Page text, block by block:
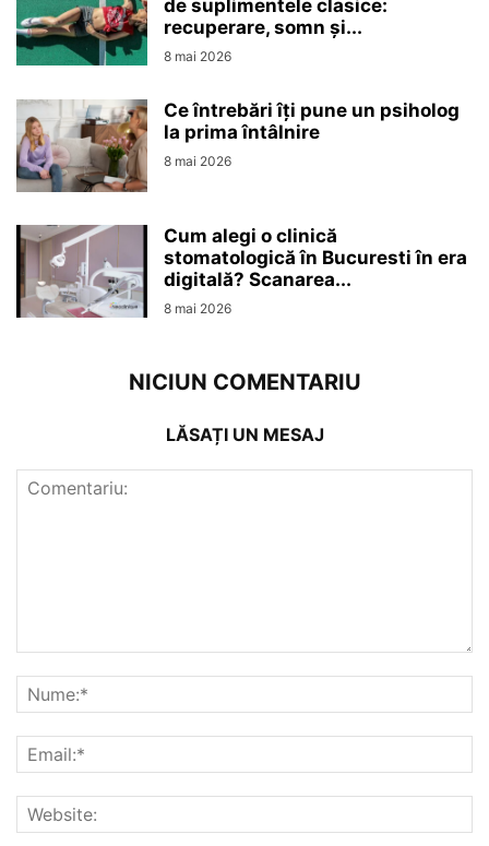
de suplimentele clasice:
recuperare, somn și...
8 mai 2026
Ce întrebări îți pune un psiholog
la prima întâlnire
8 mai 2026
Cum alegi o clinică
stomatologică în Bucuresti în era
digitală? Scanarea...
8 mai 2026
NICIUN COMENTARIU
LĂSAȚI UN MESAJ